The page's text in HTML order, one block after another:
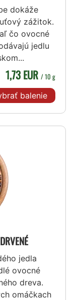
dokáže
zážitok.
čo ovocné
jedlu
1,73 EUR / 10 g
balenie
jedla
ovocné
dreva.
omáčkach